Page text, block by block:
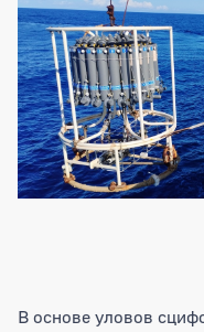
В основе уловов